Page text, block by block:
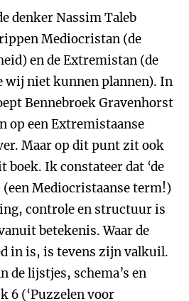
denker Nassim Taleb
Mediocristan (de
en de Extremistan (de
wij niet kunnen plannen). In
Bennebroek Gravenhorst
op een Extremistaanse
Maar op dit punt zit ook
Ik constateer dat ‘de
(een Mediocristaanse term!)
controle en structuur is
betekenis. Waar de
in is, is tevens zijn valkuil.
de lijstjes, schema’s en
6 (‘Puzzelen voor